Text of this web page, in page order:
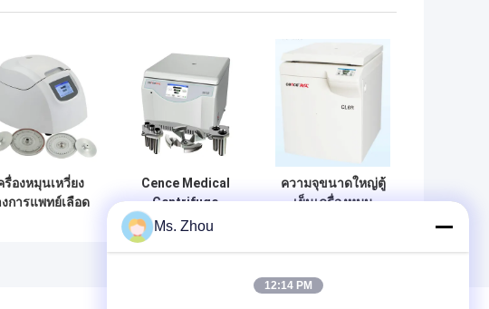
รื่องหมุนเหวี่ยง
การแพทย์เลือด
Cence Medical
Centrifuge
Machine รถตู้เย็น
CH12R สำหรับการ
ความจุขนาดใหญ่ตู้
เย็นเครื่องหมุน
ขายยา
Ms. Zhou
12:14 PM